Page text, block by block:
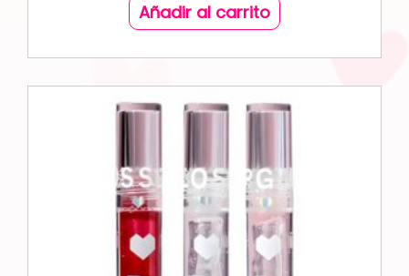
Añadir al carrito